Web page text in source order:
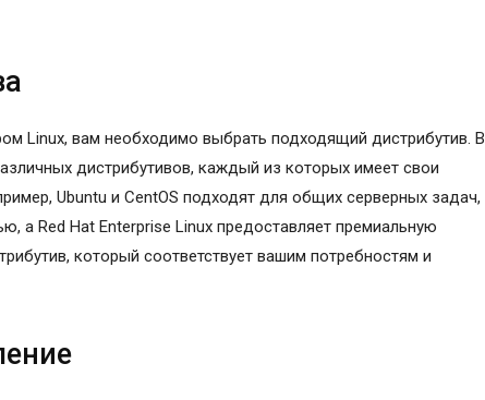
Linux, вам необходимо выбрать подходящий дистрибутив. В
дистрибутивов, каждый из которых имеет свои
Ubuntu и CentOS подходят для общих серверных задач,
а Red Hat Enterprise Linux предоставляет премиальную
который соответствует вашим потребностям и